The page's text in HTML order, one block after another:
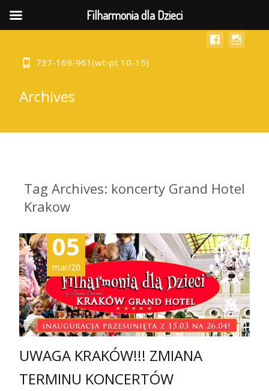
737-169-961(wt-pt 10-15)
Archives
Tag Archives: koncerty Grand Hotel
Krakow
05
mar/20
UWAGA KRAKÓW!!! ZMIANA
TERMINU KONCERTÓW
Filharmonia dla Dzieci